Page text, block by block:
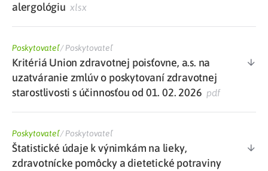
alergológiu xlsx
Poskytovateľ/Poskytovateľ
Kritériá Union zdravotnej poisťovne, a.s. na
uzatváranie zmlúv o poskytovaní zdravotnej
starostlivosti s účinnosťou od 01. 02. 2026 pdf
Poskytovateľ/Poskytovateľ
Štatistické údaje k výnimkám na lieky,
zdravotnícke pomôcky a dietetické potraviny